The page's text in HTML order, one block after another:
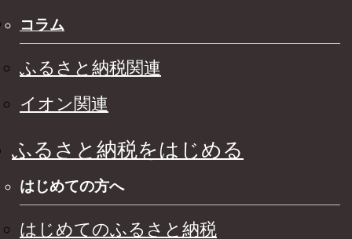
コラム
ふるさと納税関連
イオン関連
ふるさと納税をはじめる
はじめての方へ
はじめてのふるさと納税